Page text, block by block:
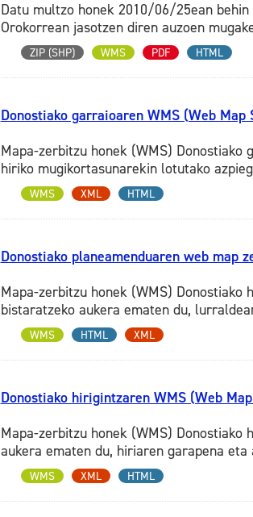
Datu multzo honek 2010/06/25ean
Orokorrean jasotzen diren auzoen
ZIP (SHP) WMS PDF HTML
Donostiako garraioaren WMS (Web Map
Mapa-zerbitzu honek (WMS)
hiriko mugikortasunarekin lotutako
WMS XML HTML
Donostiako planeamenduaren web map
Mapa-zerbitzu honek (WMS)
bistaratzeko aukera ematen du,
WMS HTML XML
Donostiako hirigintzaren WMS (Web
Mapa-zerbitzu honek (WMS)
aukera ematen du, hiriaren garapena
WMS XML HTML